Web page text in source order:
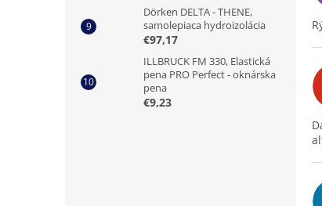
Dörken DELTA - THENE,
samolepiaca hydroizolácia
€97,17
ILLBRUCK FM 330, Elastická
pena PRO Perfect - oknárska
pena
€9,23